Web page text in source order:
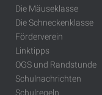
Die Mäuseklasse
Die Schneckenklasse
Förderverein
Linktipps
OGS und Randstunde
Schulnachrichten
Schulregeln